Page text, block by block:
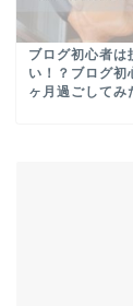
ブログ初心者は
い！？ブログ初
ヶ月過ごしてみ